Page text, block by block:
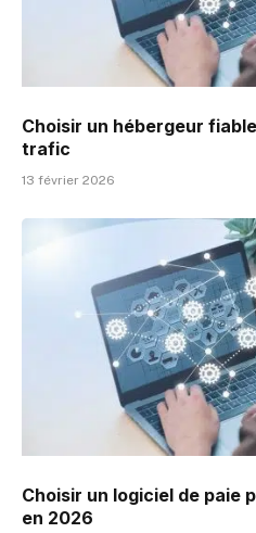
Choisir un hébergeur
trafic
13 février 2026
Choisir un logiciel de paie
en 2026